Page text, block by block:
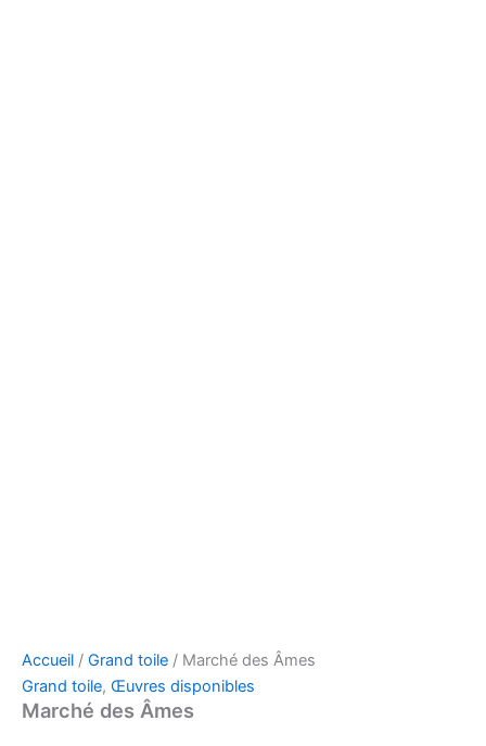
Accueil / Grand toile / Marché des Âmes
Grand toile, Œuvres disponibles
Marché des Âmes